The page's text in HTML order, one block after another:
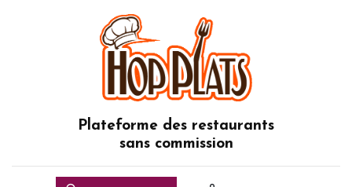
Plateforme des restaurants
sans commission